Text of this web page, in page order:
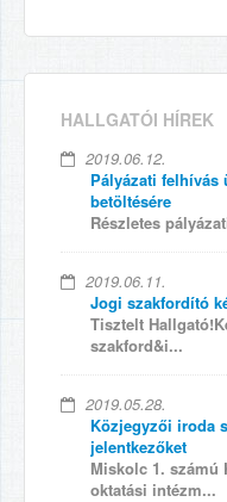
HALLGATÓI HÍREK
2019.06.12.
Pályázati felhívás
betöltésére
Részletes
2019.06.11.
Jogi szakfordító
Tisztelt
szakford&i...
2019.05.28.
Közjegyzői iroda
jelentkezőket
Miskolc 1. számú
oktatási intézm...